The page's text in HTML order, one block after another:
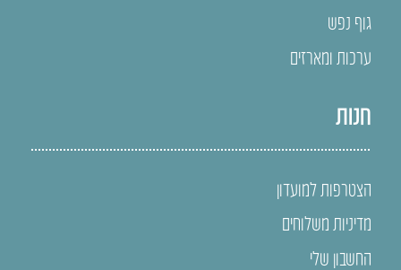
גוף נפש
ערכות ומארזים
חנות
הצטרפות למועדון
מדיניות משלוחים
החשבון שלי